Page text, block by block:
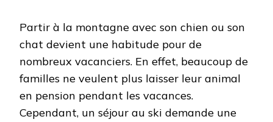
Partir à la montagne avec son chien ou son
chat devient une habitude pour de
nombreux vacanciers. En effet, beaucoup de
familles ne veulent plus laisser leur animal
en pension pendant les vacances.
Cependant, un séjour au ski demande une